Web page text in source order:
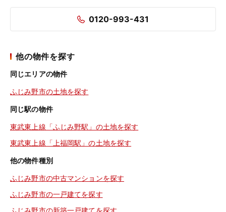
0120-993-431
他の物件を探す
同じエリアの物件
ふじみ野市の土地を探す
同じ駅の物件
東武東上線「ふじみ野駅」の土地を探す
東武東上線「上福岡駅」の土地を探す
他の物件種別
ふじみ野市の中古マンションを探す
ふじみ野市の一戸建てを探す
ふじみ野市の新築一戸建てを探す